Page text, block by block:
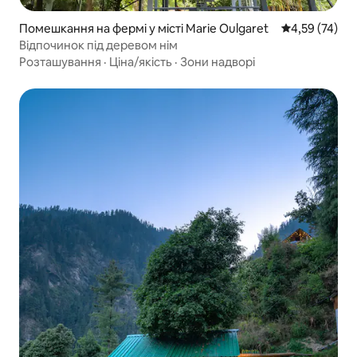
Помешкання на фермі у місті Marie Oulgaret Середня
4,59 (74)
Відпочинок під деревом нім
Розташування · Ціна/якість · Зони надворі